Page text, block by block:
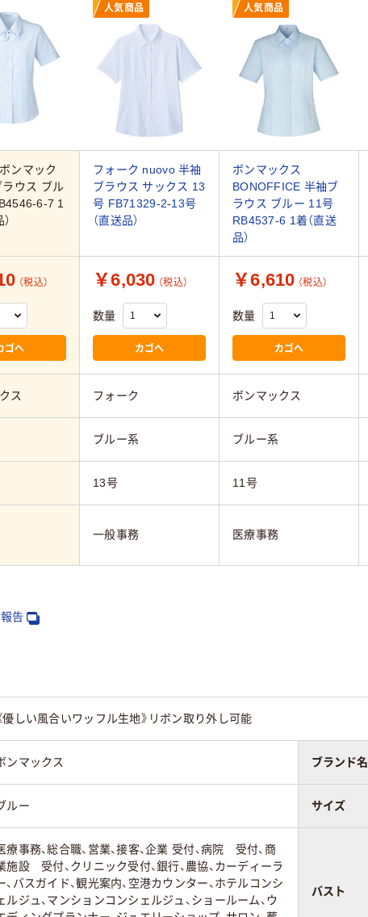
人気商品 人気商品
ボンマック
ラウス ブル
6-7 1
フォーク nuovo 半袖
ブラウス サックス 13
号 FB71329-2-13号
（直送品）
ボンマックス
BONOFFICE 半袖ブ
ラウス ブルー 11号
RB4537-6 1着（直送
品）
（税込）
ゴへ
￥6,030 （税込）
数量
カゴへ
￥6,610 （税込）
数量
カゴへ
ス フォーク ボンマックス
ブルー系 ブルー系
13号 11号
一般事務 医療事務
告
優しい風合いワッフル生地》リボン取り外し可能
ンマックス ブランド名
ルー サイズ
療事務、総合職、営業、接客、企業 受付、病院 受付、商
施設 受付、クリニック受付、銀行、農協、カーディーラ
、バスガイド、観光案内、空港カウンター、ホテルコンシ
ルジュ、マンションコンシェルジュ、ショールーム、ウ
バスト